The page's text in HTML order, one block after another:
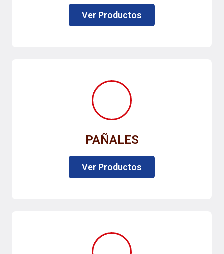
Ver Productos
PAÑALES
Ver Productos